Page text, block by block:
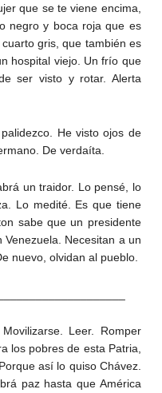
que se te viene encima,
negro y boca roja que es
gris, que también es
hospital viejo. Un frío que
ser visto y rotar. Alerta
He visto ojos de
De verdaíta.
un traidor. Lo pensé, lo
Lo medité. Es que tiene
sabe que un presidente
Necesitan a un
nuevo, olvidan al pueblo.
Leer. Romper
los pobres de esta Patria,
así lo quiso Chávez.
paz hasta que América